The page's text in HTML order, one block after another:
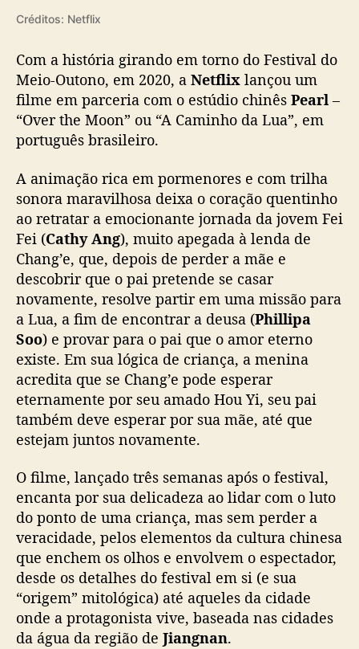
Créditos: Netflix
Com a história girando em torno do Festival do
Meio-Outono, em 2020, a Netflix lançou um
filme em parceria com o estúdio chinês Pearl –
“Over the Moon” ou “A Caminho da Lua”, em
português brasileiro.
A animação rica em pormenores e com trilha
sonora maravilhosa deixa o coração quentinho
ao retratar a emocionante jornada da jovem Fei
Fei (Cathy Ang), muito apegada à lenda de
Chang’e, que, depois de perder a mãe e
descobrir que o pai pretende se casar
novamente, resolve partir em uma missão para
a Lua, a fim de encontrar a deusa (Phillipa
Soo) e provar para o pai que o amor eterno
existe. Em sua lógica de criança, a menina
acredita que se Chang’e pode esperar
eternamente por seu amado Hou Yi, seu pai
também deve esperar por sua mãe, até que
estejam juntos novamente.
O filme, lançado três semanas após o festival,
encanta por sua delicadeza ao lidar com o luto
do ponto de uma criança, mas sem perder a
veracidade, pelos elementos da cultura chinesa
que enchem os olhos e envolvem o espectador,
desde os detalhes do festival em si (e sua
“origem” mitológica) até aqueles da cidade
onde a protagonista vive, baseada nas cidades
da água da região de Jiangnan.